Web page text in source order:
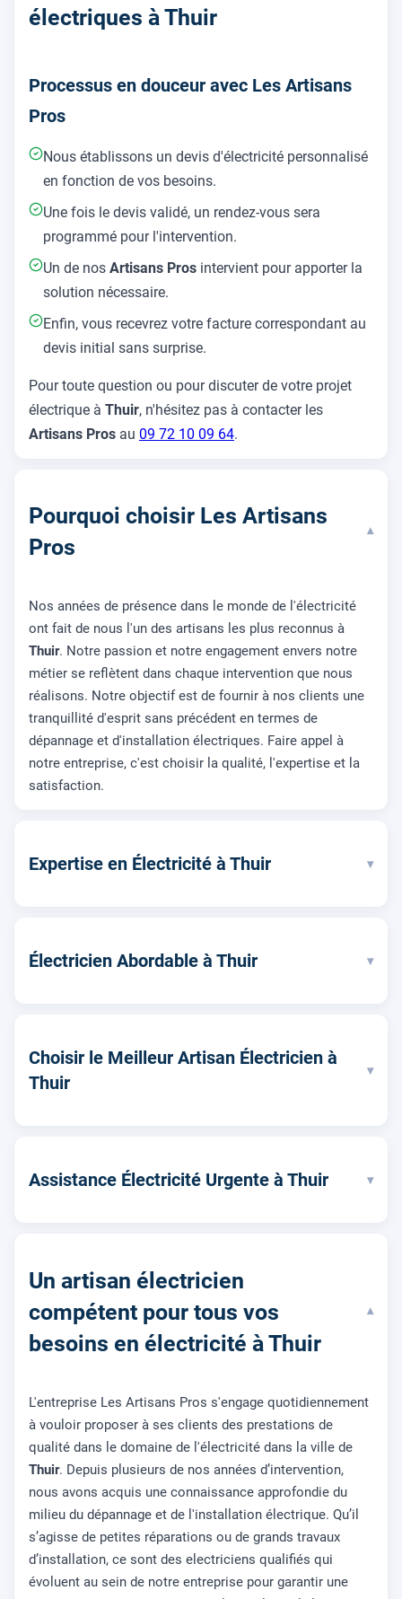
électriques à Thuir
Processus en douceur avec Les Artisans
Pros
Nous établissons un devis d'électricité personnalisé
en fonction de vos besoins.
Une fois le devis validé, un rendez-vous sera
programmé pour l'intervention.
Un de nos Artisans Pros intervient pour apporter la
solution nécessaire.
Enfin, vous recevrez votre facture correspondant au
devis initial sans surprise.
Pour toute question ou pour discuter de votre projet
électrique à Thuir, n'hésitez pas à contacter les
Artisans Pros au 09 72 10 09 64.
Pourquoi choisir Les Artisans
Pros
▾
Nos années de présence dans le monde de l'électricité
ont fait de nous l'un des artisans les plus reconnus à
Thuir. Notre passion et notre engagement envers notre
métier se reflètent dans chaque intervention que nous
réalisons. Notre objectif est de fournir à nos clients une
tranquillité d'esprit sans précédent en termes de
dépannage et d'installation électriques. Faire appel à
notre entreprise, c'est choisir la qualité, l'expertise et la
satisfaction.
Expertise en Électricité à Thuir ▾
Électricien Abordable à Thuir ▾
Choisir le Meilleur Artisan Électricien à
Thuir
▾
Assistance Électricité Urgente à Thuir ▾
Un artisan électricien
compétent pour tous vos
besoins en électricité à Thuir
▾
L'entreprise Les Artisans Pros s'engage quotidiennement
à vouloir proposer à ses clients des prestations de
qualité dans le domaine de l'électricité dans la ville de
Thuir. Depuis plusieurs de nos années d’intervention,
nous avons acquis une connaissance approfondie du
milieu du dépannage et de l'installation électrique. Qu’il
s’agisse de petites réparations ou de grands travaux
d’installation, ce sont des electriciens qualifiés qui
évoluent au sein de notre entreprise pour garantir une